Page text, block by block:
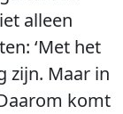
alleen
‘Met het
zijn. Maar in
komt